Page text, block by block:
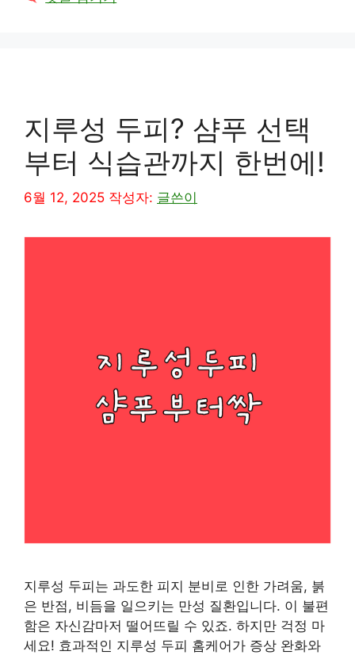
지루성 두피? 샴푸 선택
부터 식습관까지 한번에!
6월 12, 2025 작성자: 글쓴이
지루성 두피는 과도한 피지 분비로 인한 가려움, 붉
은 반점, 비듬을 일으키는 만성 질환입니다. 이 불편
함은 자신감마저 떨어뜨릴 수 있죠. 하지만 걱정 마
세요! 효과적인 지루성 두피 홈케어가 증상 완화와